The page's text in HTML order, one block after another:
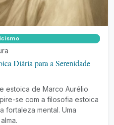
Diária para a Serenidade
estoica de Marco Aurélio
se com a filosofia estoica
fortaleza mental. Uma